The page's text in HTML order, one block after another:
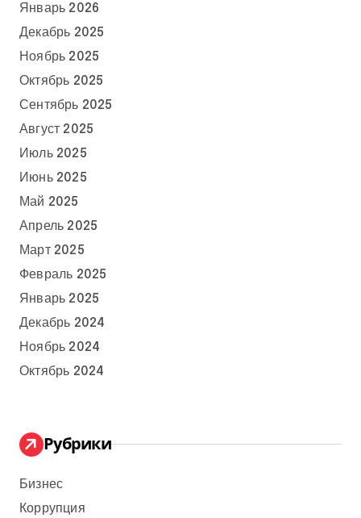
Январь 2026
Декабрь 2025
Ноябрь 2025
Октябрь 2025
Сентябрь 2025
Август 2025
Июль 2025
Июнь 2025
Май 2025
Апрель 2025
Март 2025
Февраль 2025
Январь 2025
Декабрь 2024
Ноябрь 2024
Октябрь 2024
Рубрики
Бизнес
Коррупция